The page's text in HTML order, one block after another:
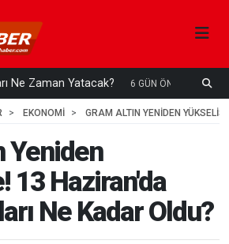
Ne Zaman Yatacak? 6 GÜN ÖNCE
EKONOMİ GRAM ALTIN YENIDEN
Yeniden
13 Haziran'da
Ne Kadar Oldu?